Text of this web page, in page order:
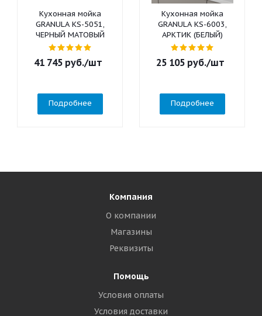
Кухонная мойка
GRANULA KS-5051,
ЧЕРНЫЙ МАТОВЫЙ
41 745 руб./шт
Подробнее
Кухонная мойка
GRANULA KS-6003,
АРКТИК (БЕЛЫЙ)
25 105 руб./шт
Подробнее
Компания
О компании
Магазины
Реквизиты
Помощь
Условия оплаты
Условия доставки